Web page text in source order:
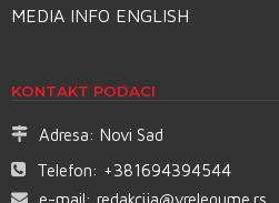
MEDIA INFO ENGLISH
KONTAKT PODACI
Adresa: Novi Sad
Telefon: +381694394544
e-mail: redakcija@vrelegume.rs